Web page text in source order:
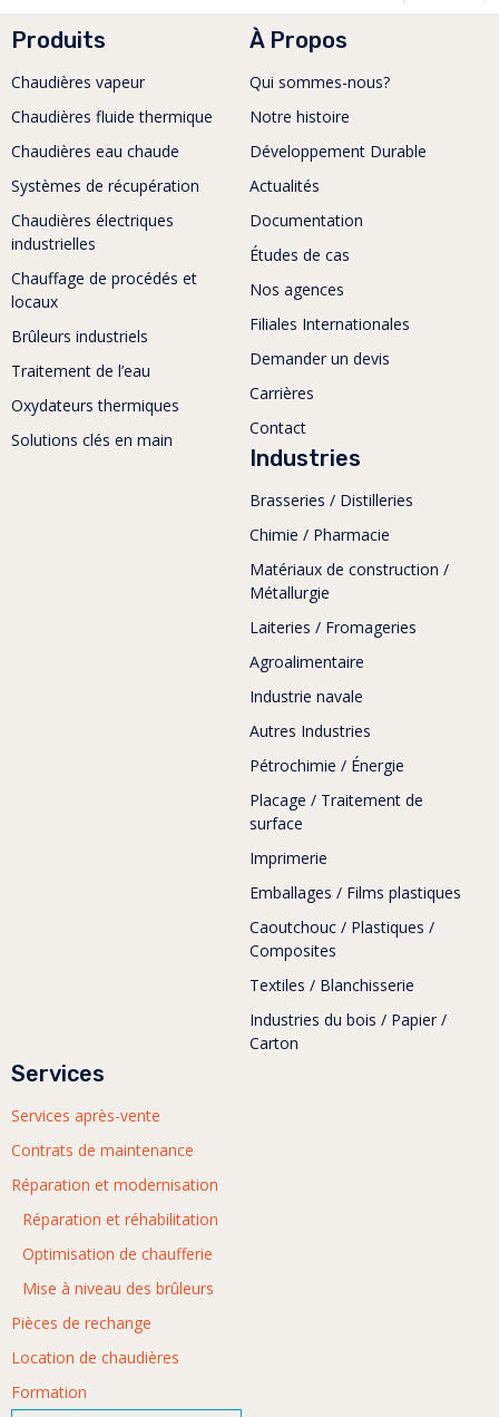
Produits
Chaudières vapeur
Chaudières fluide thermique
Chaudières eau chaude
Systèmes de récupération
Chaudières électriques
industrielles
Chauffage de procédés et
locaux
Brûleurs industriels
Traitement de l’eau
Oxydateurs thermiques
Solutions clés en main
À Propos
Qui sommes-nous?
Notre histoire
Développement Durable
Actualités
Documentation
Études de cas
Nos agences
Filiales Internationales
Demander un devis
Carrières
Contact
Industries
Brasseries / Distilleries
Chimie / Pharmacie
Matériaux de construction /
Métallurgie
Laiteries / Fromageries
Agroalimentaire
Industrie navale
Autres Industries
Pétrochimie / Énergie
Placage / Traitement de
surface
Imprimerie
Emballages / Films plastiques
Caoutchouc / Plastiques /
Composites
Textiles / Blanchisserie
Industries du bois / Papier /
Carton
Services
Services après-vente
Contrats de maintenance
Réparation et modernisation
Réparation et réhabilitation
Optimisation de chaufferie
Mise à niveau des brûleurs
Pièces de rechange
Location de chaudières
Formation